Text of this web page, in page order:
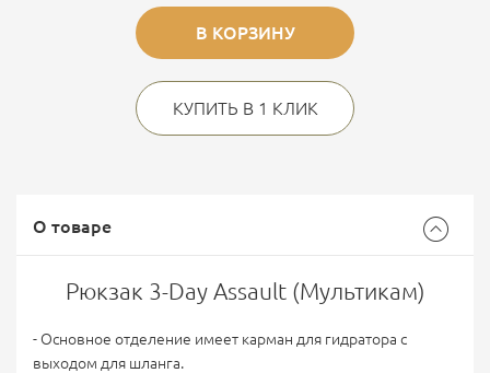
В КОРЗИНУ
КУПИТЬ В 1 КЛИК
О товаре
Рюкзак 3-Day Assault (Мультикам)
- Основное отделение имеет карман для гидратора с
выходом для шланга.